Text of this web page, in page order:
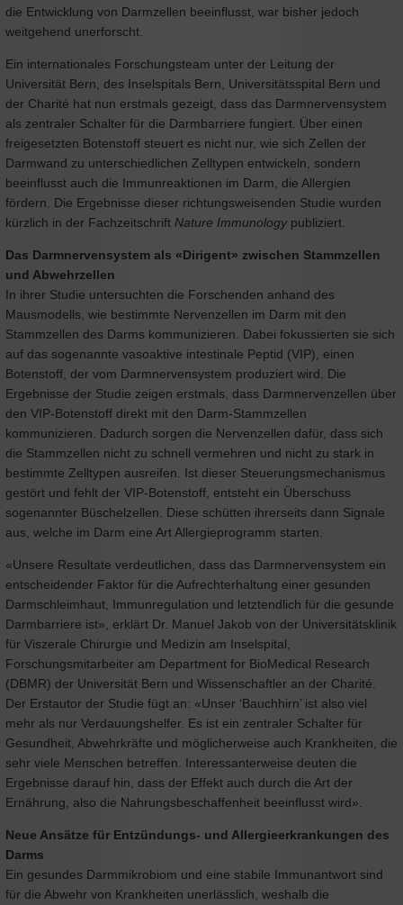
die Entwicklung von Darmzellen beeinflusst, war bisher jedoch
weitgehend unerforscht.
Ein internationales Forschungsteam unter der Leitung der
Universität Bern, des Inselspitals Bern, Universitätsspital Bern und
der Charité hat nun erstmals gezeigt, dass das Darmnervensystem
als zentraler Schalter für die Darmbarriere fungiert. Über einen
freigesetzten Botenstoff steuert es nicht nur, wie sich Zellen der
Darmwand zu unterschiedlichen Zelltypen entwickeln, sondern
beeinflusst auch die Immunreaktionen im Darm, die Allergien
fördern. Die Ergebnisse dieser richtungsweisenden Studie wurden
kürzlich in der Fachzeitschrift Nature Immunologypubliziert.
Das Darmnervensystem als «Dirigent» zwischen Stammzellen
und Abwehrzellen
In ihrer Studie untersuchten die Forschenden anhand des
Mausmodells, wie bestimmte Nervenzellen im Darm mit den
Stammzellen des Darms kommunizieren. Dabei fokussierten sie sich
auf das sogenannte vasoaktive intestinale Peptid (VIP), einen
Botenstoff, der vom Darmnervensystem produziert wird. Die
Ergebnisse der Studie zeigen erstmals, dass Darmnervenzellen über
den VIP-Botenstoff direkt mit den Darm-Stammzellen
kommunizieren. Dadurch sorgen die Nervenzellen dafür, dass sich
die Stammzellen nicht zu schnell vermehren und nicht zu stark in
bestimmte Zelltypen ausreifen. Ist dieser Steuerungsmechanismus
gestört und fehlt der VIP-Botenstoff, entsteht ein Überschuss
sogenannter Büschelzellen. Diese schütten ihrerseits dann Signale
aus, welche im Darm eine Art Allergieprogramm starten.
«Unsere Resultate verdeutlichen, dass das Darmnervensystem ein
entscheidender Faktor für die Aufrechterhaltung einer gesunden
Darmschleimhaut, Immunregulation und letztendlich für die gesunde
Darmbarriere ist», erklärt Dr. Manuel Jakob von der Universitätsklinik
für Viszerale Chirurgie und Medizin am Inselspital,
Forschungsmitarbeiter am Department for BioMedical Research
(DBMR) der Universität Bern und Wissenschaftler an der Charité.
Der Erstautor der Studie fügt an: «Unser ‘Bauchhirn’ ist also viel
mehr als nur Verdauungshelfer. Es ist ein zentraler Schalter für
Gesundheit, Abwehrkräfte und möglicherweise auch Krankheiten, die
sehr viele Menschen betreffen. Interessanterweise deuten die
Ergebnisse darauf hin, dass der Effekt auch durch die Art der
Ernährung, also die Nahrungsbeschaffenheit beeinflusst wird».
Neue Ansätze für Entzündungs- und Allergieerkrankungen des
Darms
Ein gesundes Darmmikrobiom und eine stabile Immunantwort sind
für die Abwehr von Krankheiten unerlässlich, weshalb die